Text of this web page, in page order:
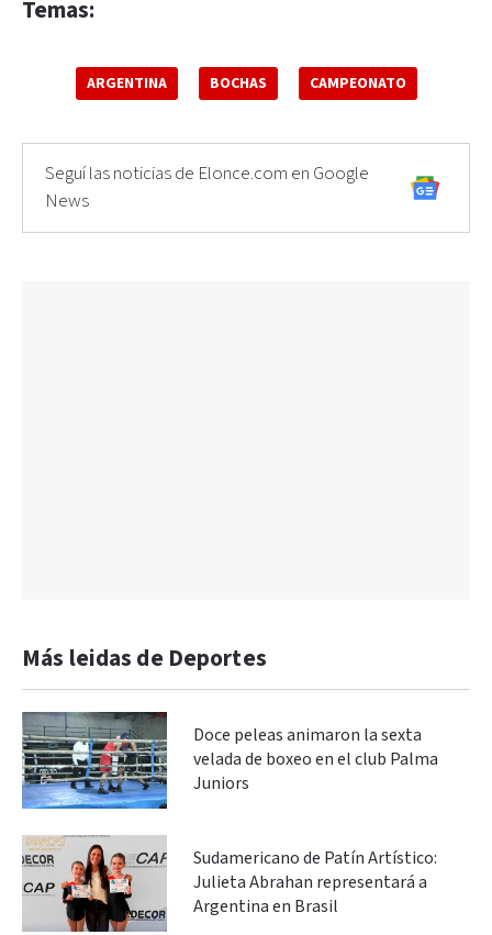
Temas:
ARGENTINA BOCHAS CAMPEONATO
Seguí las noticias de Elonce.com en Google
News
Más leidas de Deportes
Doce peleas animaron la sexta
velada de boxeo en el club Palma
Juniors
Sudamericano de Patín Artístico:
Julieta Abrahan representará a
Argentina en Brasil